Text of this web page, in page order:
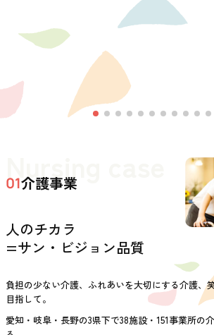
Nursing case
01介護事業
人のチカラ
=サン・ビジョン品質
負担の少ない介護、ふれあいを大切にする介護、
目指して。
愛知・岐阜・長野の3県下で38施設・151事業所の